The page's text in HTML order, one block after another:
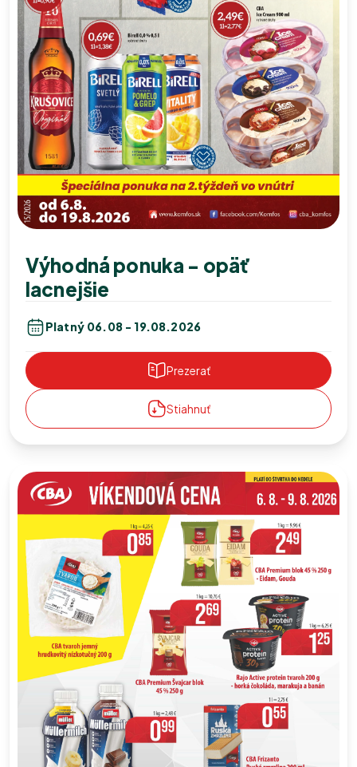
Výhodná ponuka - opäť
lacnejšie
Platný 06.08 - 19.08.2026
Prezerať
Stiahnuť